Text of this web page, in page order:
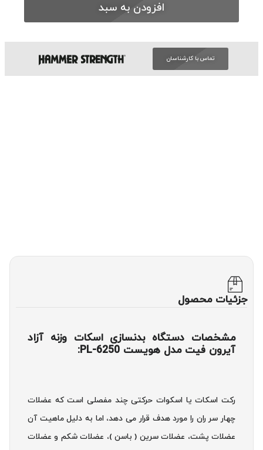
افزودن به سبد
تماس با کارشناسان
جزئیات محصول
مشخصات دستگاه بدنسازی اسکات وزنه آزاد
آیرون فیت مدل هویست PL-6250:
رکت اسکات یا اسکوات حرکتی چند مفصلی است که عضلات
چهار سر ران را مورد هدف قرار می دهد، اما به دلیل ماهیت آن
عضلات پشت، عضلات سرین ( باسن )، عضلات شکم و عضلات